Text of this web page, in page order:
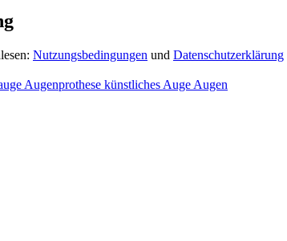
Nutzungsbedingungen und Datenschutzerklärung
Augenprothese künstliches Auge Augen